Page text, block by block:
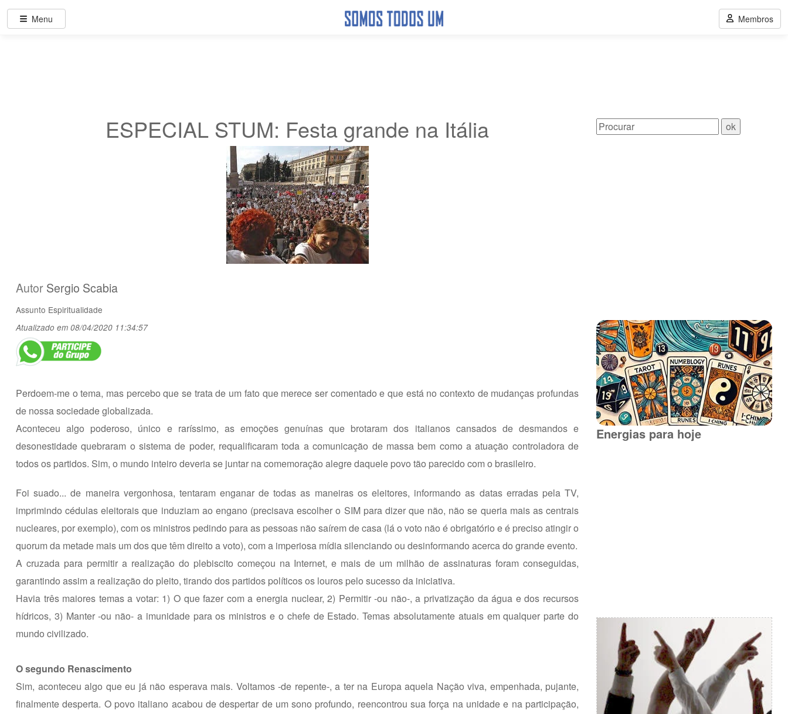
ESPECIAL STUM: Festa grande na Itália
Autor Sergio Scabia
Assunto Espiritualidade
Atualizado em 08/04/2020 11:34:57
Perdoem-me o tema, mas percebo que se trata de um fato que merece ser comentado e que está no contexto de mudanças profundas
de nossa sociedade globalizada.
Aconteceu algo poderoso, único e raríssimo, as emoções genuínas que brotaram dos italianos cansados de desmandos e
desonestidade quebraram o sistema de poder, requalificaram toda a comunicação de massa bem como a atuação controladora de
todos os partidos. Sim, o mundo inteiro deveria se juntar na comemoração alegre daquele povo tão parecido com o brasileiro.
Foi suado... de maneira vergonhosa, tentaram enganar de todas as maneiras os eleitores, informando as datas erradas pela TV,
imprimindo cédulas eleitorais que induziam ao engano (precisava escolher o SIM para dizer que não, não se queria mais as centrais
nucleares, por exemplo), com os ministros pedindo para as pessoas não saírem de casa (lá o voto não é obrigatório e é preciso atingir o
quorum da metade mais um dos que têm direito a voto), com a imperiosa mídia silenciando ou desinformando acerca do grande evento.
A cruzada para permitir a realização do plebiscito começou na Internet, e mais de um milhão de assinaturas foram conseguidas,
garantindo assim a realização do pleito, tirando dos partidos políticos os louros pelo sucesso da iniciativa.
Havia três maiores temas a votar: 1) O que fazer com a energia nuclear, 2) Permitir -ou não-, a privatização da água e dos recursos
hídricos, 3) Manter -ou não- a imunidade para os ministros e o chefe de Estado. Temas absolutamente atuais em qualquer parte do
mundo civilizado.
O segundo Renascimento
Sim, aconteceu algo que eu já não esperava mais. Voltamos -de repente-, a ter na Europa aquela Nação viva, empenhada, pujante,
finalmente desperta. O povo italiano acabou de despertar de um sono profundo, reencontrou sua força na unidade e na participação,
Energias para hoje
Menu Membros